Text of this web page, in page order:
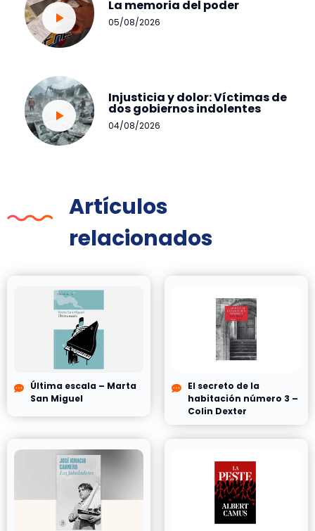
La memoria del poder
05/08/2026
Injusticia y dolor: Víctimas de
dos gobiernos indolentes
04/08/2026
Artículos
relacionados
Última escala – Marta
San Miguel
El secreto de la
habitación número 3 –
Colin Dexter